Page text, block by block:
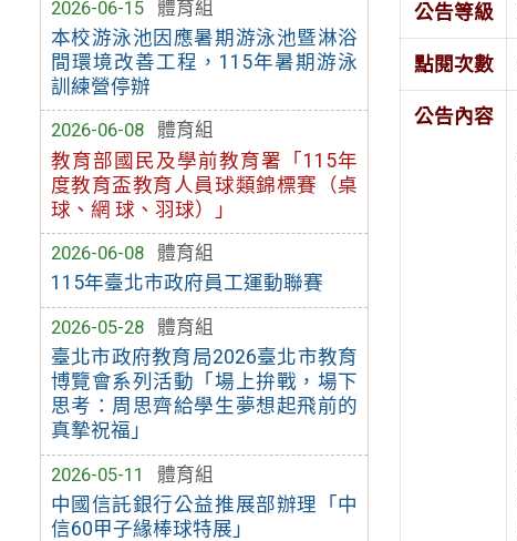
2026-06-15
體育組
本校游泳池因應暑期游泳池暨淋浴
間環境改善工程，115年暑期游泳
訓練營停辦
2026-06-08
體育組
教育部國民及學前教育署「115年
度教育盃教育人員球類錦標賽（桌
球、網 球、羽球）」
2026-06-08
體育組
115年臺北市政府員工運動聯賽
2026-05-28
體育組
臺北市政府教育局2026臺北市教育
博覽會系列活動「場上拚戰，場下
思考：周思齊給學生夢想起飛前的
真摯祝福」
2026-05-11
體育組
中國信託銀行公益推展部辦理「中
信60甲子緣棒球特展」
公告等級
點閱次數
公告內容